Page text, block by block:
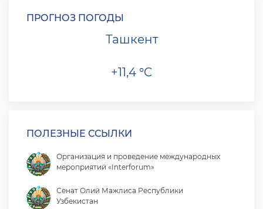
ПРОГНОЗ ПОГОДЫ
Ташкент
+11,4 °C
ПОЛЕЗНЫЕ ССЫЛКИ
Организация и проведение международных
мероприятий «Interforum»
Сенат Олий Мажлиса Республики
Узбекистан